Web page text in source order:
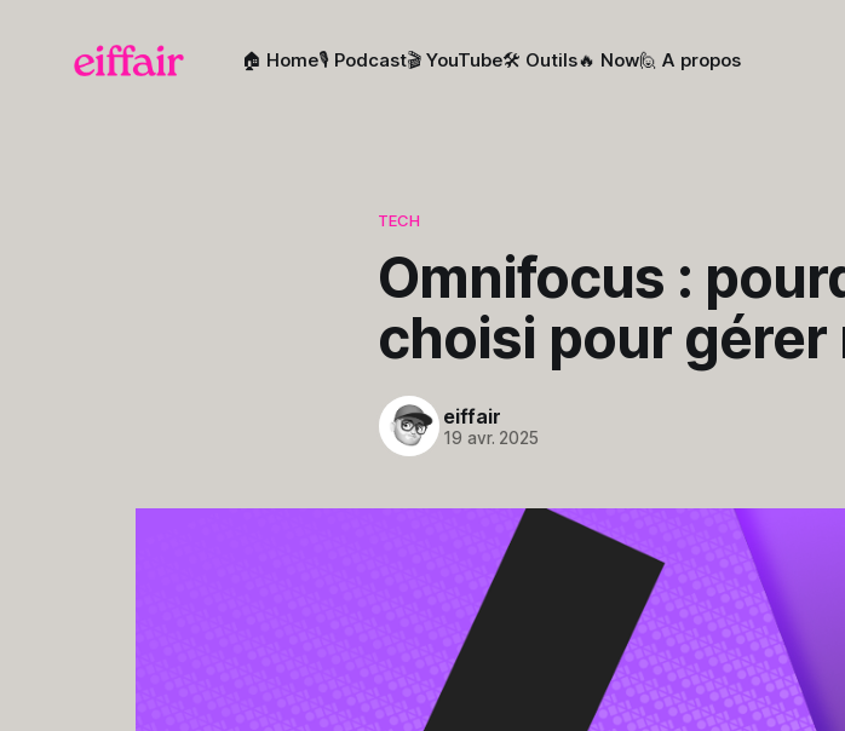
🏠 Home🎙️ Podcast🎬 YouTube🛠️ Outils🔥 Now🙋 A propos
TECH
Omnifocus :
choisi pour gérer
eiffair
19 avr. 2025